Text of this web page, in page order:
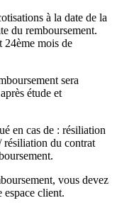
à la date de la
du remboursement.
24ème mois de
sera
étude et
en cas de : résiliation
résiliation du contrat
vous devez
espace client.